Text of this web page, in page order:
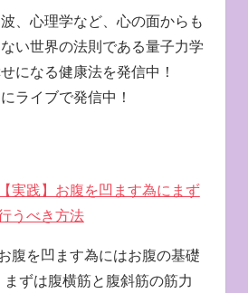
、心理学など、心の面からも
い世界の法則である量子力学
になる健康法を発信中！
ライブで発信中！
【実践】お腹を凹ます為にまず
うべき方法
腹を凹ます為にはお腹の基礎
ずは腹横筋と腹斜筋の筋力